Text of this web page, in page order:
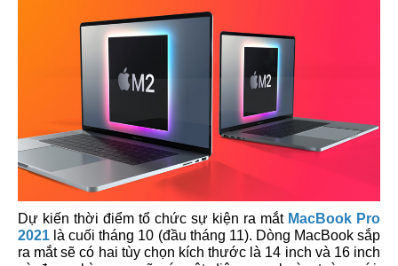
Dự kiến thời điểm tổ chức sự kiện ra mắt MacBook Pro
2021 là cuối tháng 10 (đầu tháng 11). Dòng MacBook sắp
ra mắt sẽ có hai tùy chọn kích thước là 14 inch và 16 inch